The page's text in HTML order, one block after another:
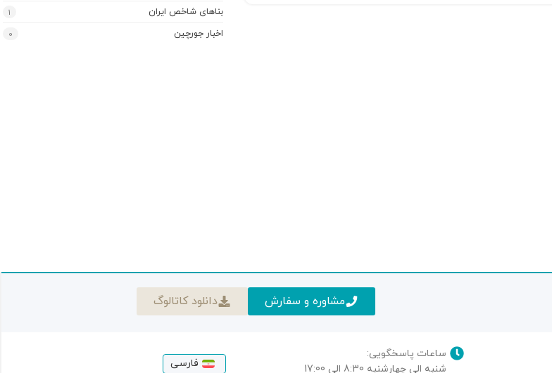
بناهای شاخص ایران 1
اخبار جورچین 0
مشاوره و سفارش دانلود کاتالوگ
ساعات پاسخگویی:
شنبه الی چهارشنبه 8:30 الی 17:00
فارسی